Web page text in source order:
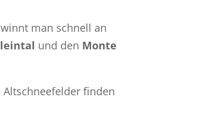
man schnell an
und den Monte
finden